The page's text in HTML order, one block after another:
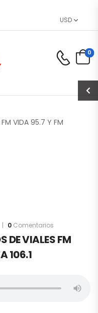
USD
0
FM VIDA 95.7 Y FM
0 Comentarios
DE VIALES FM
106.1